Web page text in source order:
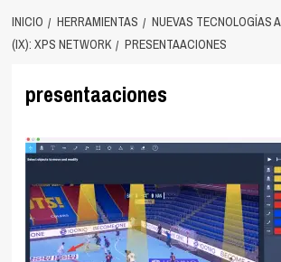
INICIO HERRAMIENTAS
NUEVAS TECNOLOGÍAS
(IX): XPS NETWORK
PRESENTAACIONES
presentaaciones